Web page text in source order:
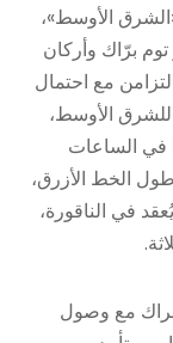
الأوسط»،
برّاك وأركان
مع احتمال
للشرق الأوسط،
في الساعات
الخط الأزرق،
في الناقورة،
براك مع وصول